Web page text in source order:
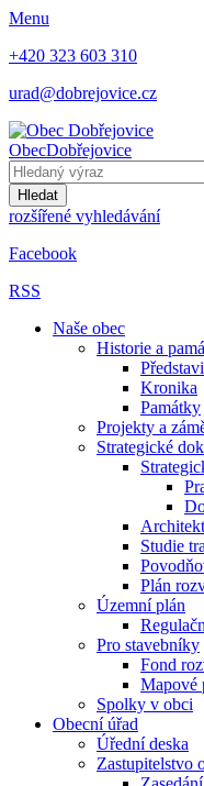
Menu
+420 323 603 310
urad@dobrejovice.cz
ObecDobřejovice
Hledat
rozšířené vyhledávání
Facebook
RSS
Naše obec
Historie a
Kronika
Památky
Projekty a
Strategické
Studie
Plán
Územní plán
Pro stavebníky
Fond
Mapové
Spolky v obci
Obecní úřad
Úřední deska
Zastupitelstvo